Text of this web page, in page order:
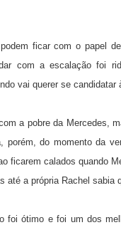
ficar com o papel
com a escalação foi
vai querer se candidatar
a pobre da Mercedes,
porém, do momento da
ficarem calados quando
até a própria Rachel sabia
foi ótimo e foi um dos